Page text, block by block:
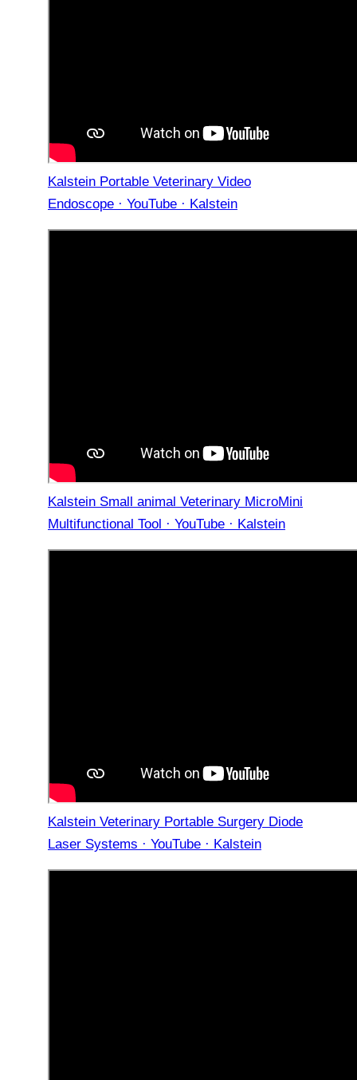
Kalstein Portable Veterinary Video
Endoscope · YouTube · Kalstein
Kalstein Small animal Veterinary MicroMini
Multifunctional Tool · YouTube · Kalstein
Kalstein Veterinary Portable Surgery Diode
Laser Systems · YouTube · Kalstein